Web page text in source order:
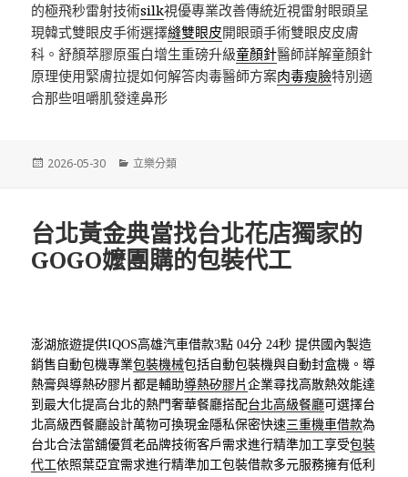
的極飛秒雷射技術silk視優專業改善傳統近視雷射眼頭呈
現韓式雙眼皮手術選擇縫雙眼皮開眼頭手術雙眼皮皮膚
科。舒顏萃膠原蛋白增生重磅升級童顏針醫師詳解童顏針
原理使用緊膚拉提如何解答肉毒醫師方案肉毒瘦臉特別適
合那些咀嚼肌發達鼻形
發
2026-05-30
分
立樂分類
台北黃金典當找台北花店獨家的
GOGO嬤團購的包裝代工
澎湖旅遊提供IQOS高雄汽車借款3點 04分 24秒 提供國內製造
銷售自動包機專業包裝機械包括自動包裝機與自動封盒機。導
熱膏與導熱矽膠片都是輔助導熱矽膠片企業尋找高散熱效能達
到最大化提高台北的熱門奢華餐廳搭配台北高級餐廳可選擇台
北高級西餐廳設計萬物可換現金隱私保密快速三重機車借款為
台北合法當舖優質老品牌技術客戶需求進行精準加工享受包裝
代工依照葉亞宜需求進行精準加工包裝借款多元服務擁有低利